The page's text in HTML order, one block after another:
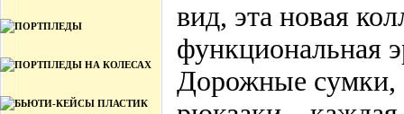
ПОРТПЛЕДЫ
ПОРТПЛЕДЫ НА КОЛЕСАХ
БЬЮТИ-КЕЙСЫ ПЛАСТИК
вид, эта новая
функциональная
Дорожные сумки,